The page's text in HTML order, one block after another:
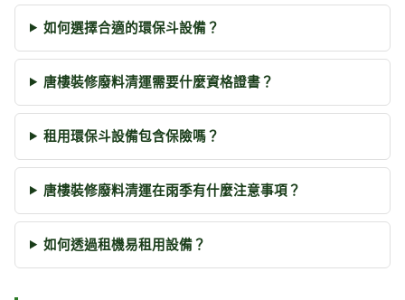
如何選擇合適的環保斗設備？
唐樓裝修廢料清運需要什麼資格證書？
租用環保斗設備包含保險嗎？
唐樓裝修廢料清運在雨季有什麼注意事項？
如何透過租機易租用設備？